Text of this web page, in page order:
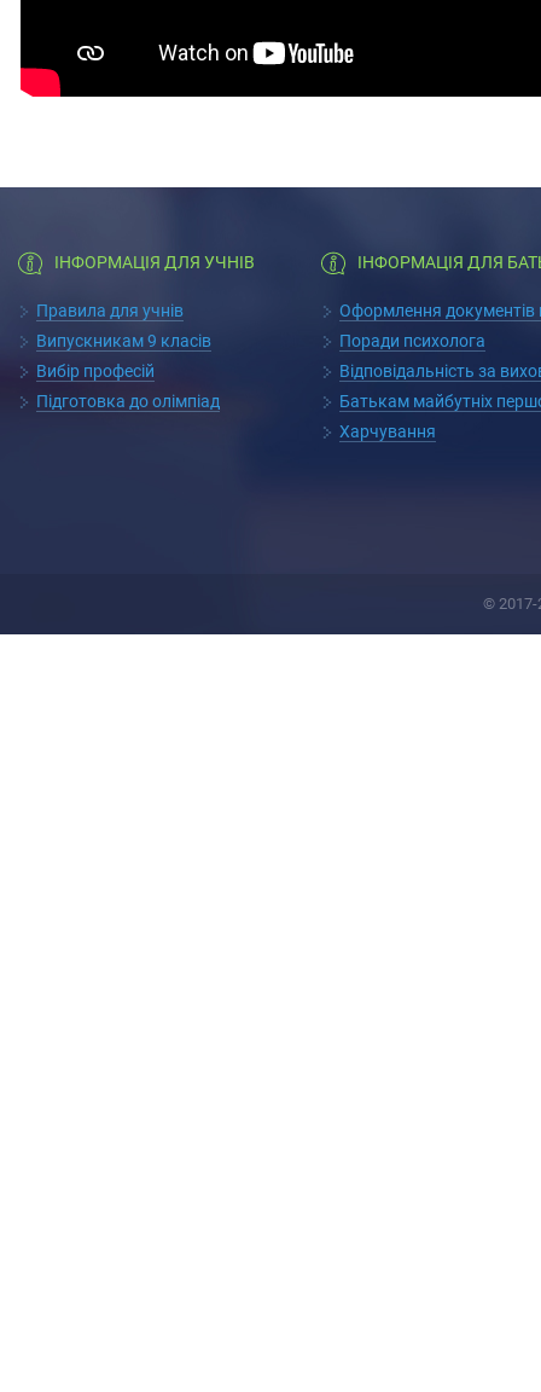
ІНФОРМАЦІЯ ДЛЯ УЧНІВ
Правила для учнів
Випускникам 9 класів
Вибір професій
Підготовка до олімпіад
ІНФОРМАЦІЯ ДЛЯ
Оформлення документів
Поради психолога
Відповідальність за
Батькам майбутніх
Харчування
© 2017-